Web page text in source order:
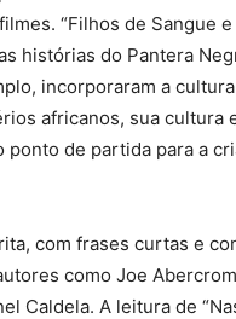
“Filhos de Sangue e
histórias do Pantera
incorporaram a
africanos, sua cultura
ponto de partida para a
com frases curtas e
como Joe
Caldela. A leitura de